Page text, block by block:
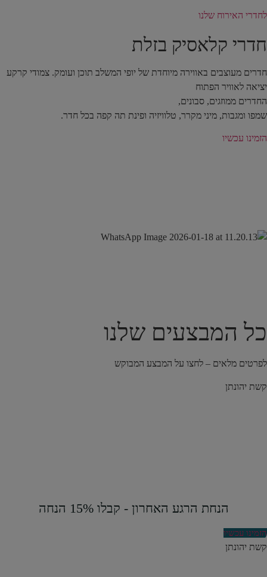
לחדרי האירוח שלנו
חדרי קלאסיק בזלת
חדרים מעוצבים באווירה מיוחדת של יופי המשלב תוכן ועומק. צמודי קרקע
יציאה לאוויר הפתוח
החדרים ממוזגים, סבונים,
שמפו ומגבות, מיני מקרר, טלוויזיה ופינת תה קפה בכל חדר.
הזמינו עכשיו
כל המבצעים שלנו
לפרטים מלאים – לחצו על המבצע המבוקש
קשת יהונתן
הנחת הרגע האחרון - קבלו 15% הנחה
הזמינו עכשיו
קשת יהונתן